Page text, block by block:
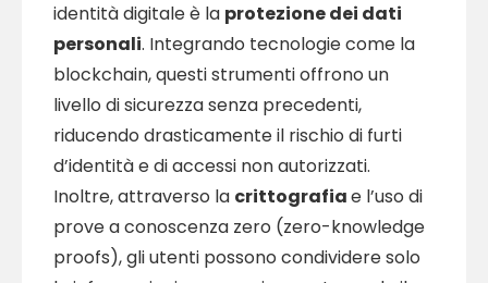
identità digitale è la protezione dei dati
personali. Integrando tecnologie come la
blockchain, questi strumenti offrono un
livello di sicurezza senza precedenti,
riducendo drasticamente il rischio di furti
d’identità e di accessi non autorizzati.
Inoltre, attraverso la crittografiae l’uso di
prove a conoscenza zero (zero-knowledge
proofs), gli utenti possono condividere solo